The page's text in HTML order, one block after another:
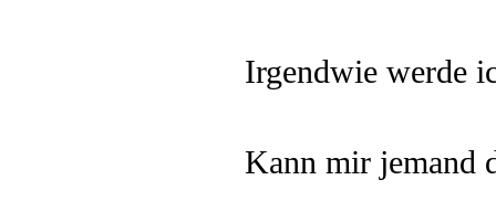
Irgendwie werde
Kann mir jemand